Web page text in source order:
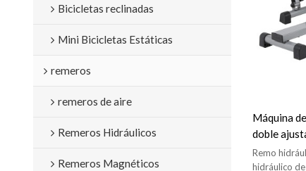
Bicicletas reclinadas
Mini Bicicletas Estáticas
remeros
remeros de aire
Remeros Hidráulicos
Remeros Magnéticos
Máquina
doble
Remo
hidráulico